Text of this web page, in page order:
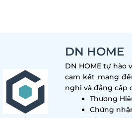
DN HOME
DN HOME tự
cam kết mang
nghi và đẳng cấp
Thương
Chứng